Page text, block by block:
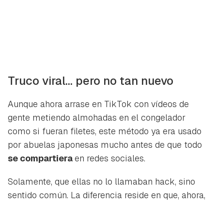
Truco viral… pero no tan nuevo
Aunque ahora arrase en TikTok con vídeos de
gente metiendo almohadas en el congelador
como si fueran filetes, este método ya era usado
por abuelas japonesas mucho antes de que todo
se compartieraen redes sociales.
Solamente, que ellas no lo llamaban hack, sino
sentido común. La diferencia reside en que, ahora,